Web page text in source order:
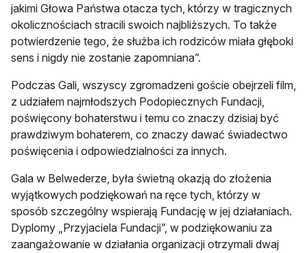
jakimi Głowa Państwa otacza tych, którzy w tragicznych
okolicznościach stracili swoich najbliższych. To także
potwierdzenie tego, że służba ich rodziców miała głęboki
sens i nigdy nie zostanie zapomniana”.
Podczas Gali, wszyscy zgromadzeni goście obejrzeli film,
z udziałem najmłodszych Podopiecznych Fundacji,
poświęcony bohaterstwu i temu co znaczy dzisiaj być
prawdziwym bohaterem, co znaczy dawać świadectwo
poświęcenia i odpowiedzialności za innych.
Gala w Belwederze, była świetną okazją do złożenia
wyjątkowych podziękowań na ręce tych, którzy w
sposób szczególny wspierają Fundację w jej działaniach.
Dyplomy „Przyjaciela Fundacji”, w podziękowaniu za
zaangażowanie w działania organizacji otrzymali dwaj